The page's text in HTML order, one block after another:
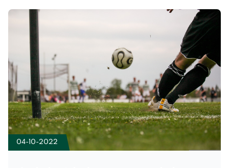
04-10-2022